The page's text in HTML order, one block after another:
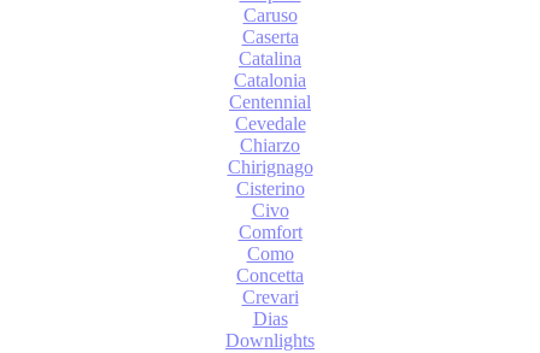
Caruso
Caserta
Catalina
Catalonia
Centennial
Cevedale
Chiarzo
Chirignago
Cisterino
Civo
Comfort
Como
Concetta
Crevari
Dias
Downlights